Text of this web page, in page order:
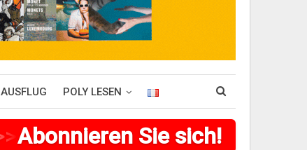
AUSFLUG POLY LESEN
>>>>>>>>
Abonnieren Sie sich!